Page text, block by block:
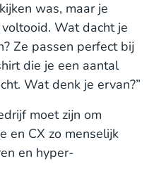
was, maar je
Wat dacht je
Ze passen perfect bij
die je een aantal
Wat denk je ervan?”
moet zijn om
en CX zo menselijk
en hyper-